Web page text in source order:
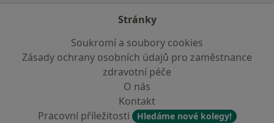
Stránky
Soukromí a soubory cookies
Zásady ochrany osobních údajů pro zaměstnance
zdravotní péče
O nás
Kontakt
Pracovní příležitosti
Hledáme nové kolegy!